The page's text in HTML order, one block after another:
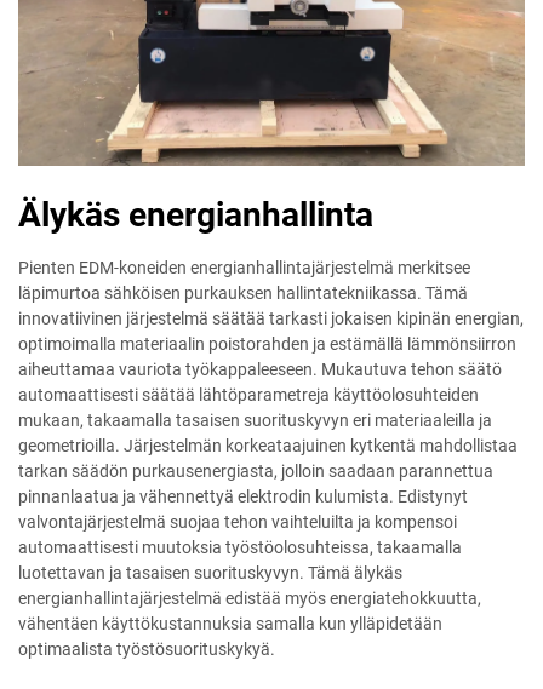
Älykäs energianhallinta
Pienten EDM-koneiden energianhallintajärjestelmä merkitsee
läpimurtoa sähköisen purkauksen hallintatekniikassa. Tämä
innovatiivinen järjestelmä säätää tarkasti jokaisen kipinän energian,
optimoimalla materiaalin poistorahden ja estämällä lämmönsiirron
aiheuttamaa vauriota työkappaleeseen. Mukautuva tehon säätö
automaattisesti säätää lähtöparametreja käyttöolosuhteiden
mukaan, takaamalla tasaisen suorituskyvyn eri materiaaleilla ja
geometrioilla. Järjestelmän korkeataajuinen kytkentä mahdollistaa
tarkan säädön purkausenergiasta, jolloin saadaan parannettua
pinnanlaatua ja vähennettyä elektrodin kulumista. Edistynyt
valvontajärjestelmä suojaa tehon vaihteluilta ja kompensoi
automaattisesti muutoksia työstöolosuhteissa, takaamalla
luotettavan ja tasaisen suorituskyvyn. Tämä älykäs
energianhallintajärjestelmä edistää myös energiatehokkuutta,
vähentäen käyttökustannuksia samalla kun ylläpidetään
optimaalista työstösuorituskykyä.